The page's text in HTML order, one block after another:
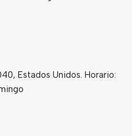
Estados Unidos. Horario: